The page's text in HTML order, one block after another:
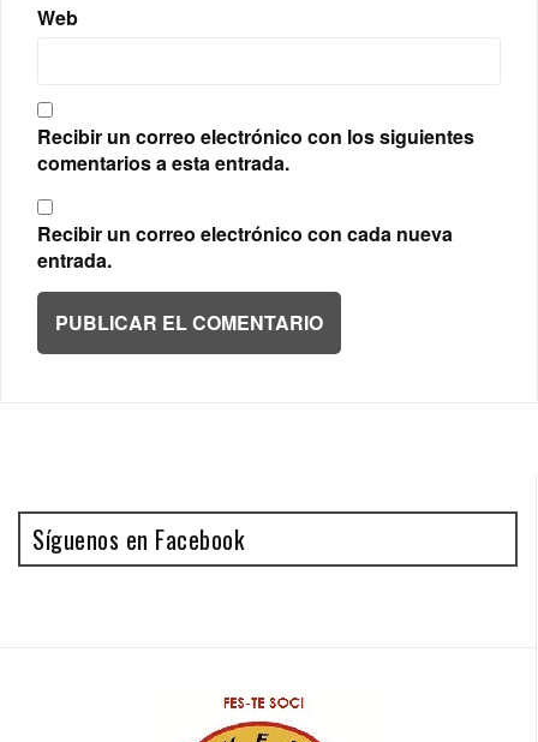
Web
Recibir un correo electrónico con los siguientes
comentarios a esta entrada.
Recibir un correo electrónico con cada nueva
entrada.
Síguenos en Facebook